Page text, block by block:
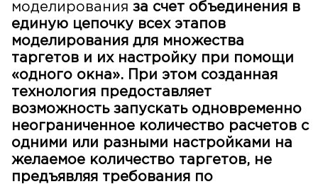
моделированияза счет объединения в
единую цепочку всех этапов
моделирования для множества
таргетов и их настройку при помощи
«одного окна». При этом созданная
технология предоставляет
возможность запускать одновременно
неограниченное количество расчетов с
одними или разными настройками на
желаемое количество таргетов, не
предъявляя требования по